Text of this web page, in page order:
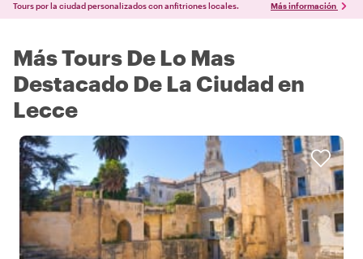
Tours por la ciudad personalizados con anfitriones locales. Más información
Más Tours De Lo Mas
Destacado De La Ciudad en
Lecce